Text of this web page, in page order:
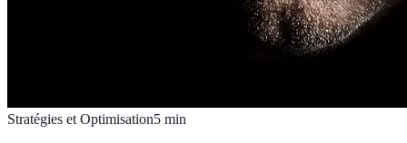
Stratégies et Optimisation5 min